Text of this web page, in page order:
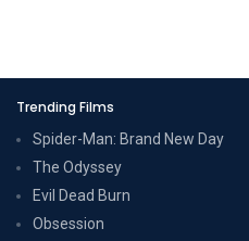
Trending Films
Spider-Man: Brand New Day
The Odyssey
Evil Dead Burn
Obsession